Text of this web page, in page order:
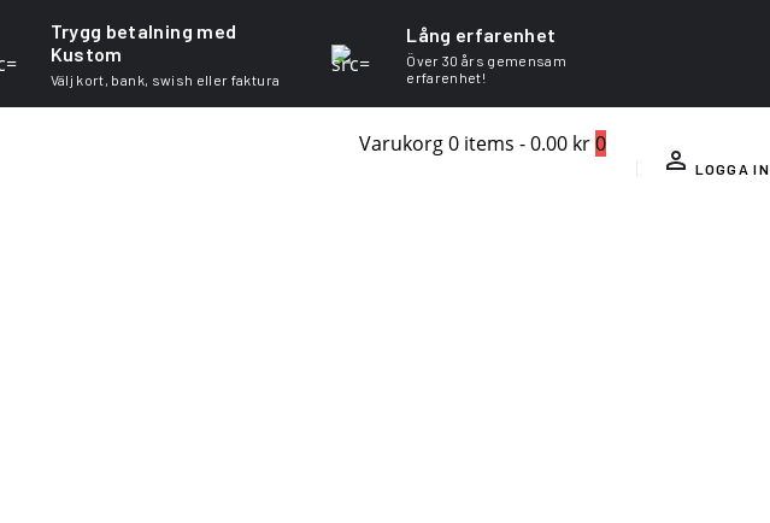
Trygg betalning med
Kustom
Välj kort, bank, swish eller faktura
Lång erfarenhet
Över 30 års gemensam
erfarenhet!
Varukorg0 items -0.00 kr0
LOGGA IN